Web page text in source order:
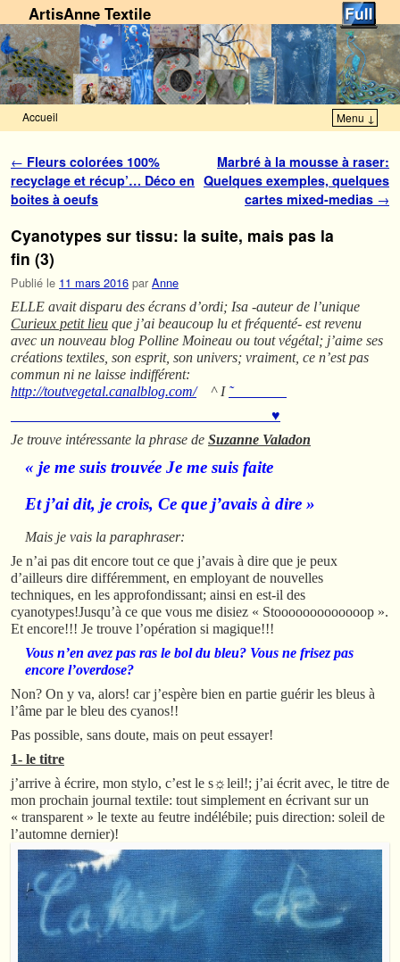
ArtisAnne Textile
Accueil Menu ↓
Navigation des articles
← Fleurs colorées 100%
recyclage et récup’… Déco en
boites à oeufs
Marbré à la mousse à raser:
Quelques exemples, quelques
cartes mixed-medias →
Cyanotypes sur tissu: la suite, mais pas la
fin (3)
Publié le 11 mars 2016 par Anne
ELLE avait disparu des écrans d’ordi; Isa -auteur de l’unique
Curieux petit lieu que j’ai beaucoup lu et fréquenté- est revenu
avec un nouveau blog Polline Moineau ou tout végétal; j’aime ses
créations textiles, son esprit, son univers; vraiment, ce n’est pas
commun ni ne laisse indifférent:
http://toutvegetal.canalblog.com/^ I ˜
♥
Je trouve intéressante la phrase de Suzanne Valadon
« je me suis trouvée Je me suis faite
Et j’ai dit, je crois, Ce que j’avais à dire »
Mais je vais la paraphraser:
Je n’ai pas dit encore tout ce que j’avais à dire que je peux
d’ailleurs dire différemment, en employant de nouvelles
techniques, en les approfondissant; ainsi en est-il des
cyanotypes!Jusqu’à ce que vous me disiez « Stooooooooooooop ».
Et encore!!! Je trouve l’opération si magique!!!
Vous n’en avez pas ras le bol du bleu? Vous ne frisez pas
encore l’overdose?
Non? On y va, alors! car j’espère bien en partie guérir les bleus à
l’âme par le bleu des cyanos!!
Pas possible, sans doute, mais on peut essayer!
1- le titre
j’arrive à écrire, mon stylo, c’est le s☼leil!; j’ai écrit avec, le titre de
mon prochain journal textile: tout simplement en écrivant sur un
« transparent » le texte au feutre indélébile; puis direction: soleil de
l’automne dernier)!